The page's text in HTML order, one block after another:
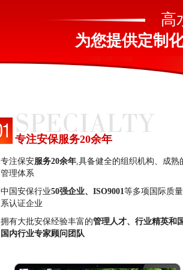
高
为您提供定制
专注安保服务20余年
专注保安服务20余年,具备健全的组织机构、成熟
管理体系
中国安保行业50强企业、ISO9001等多项国际质
系认证企业
拥有大批安保经验丰富的管理人才、行业精英和
国内行业专家顾问团队